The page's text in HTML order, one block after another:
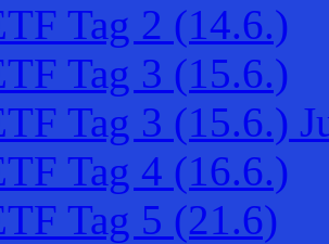
Tag 2 (14.6.)
Tag 3 (15.6.)
Tag 3 (15.6.)
Tag 4 (16.6.)
Tag 5 (21.6)